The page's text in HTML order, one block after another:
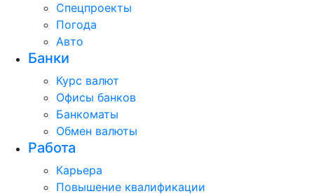
Спецпроекты
Погода
Авто
Банки
Курс валют
Офисы банков
Банкоматы
Обмен валюты
Работа
Карьера
Повышение квалификации